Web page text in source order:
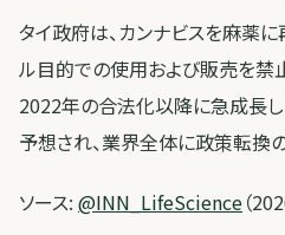
タイ政府は、カンナビスを麻薬に
ル目的での使用および販売を禁
2022年の合法化以降に急成長
予想され、業界全体に政策転換
ソース: @INN_LifeScience（